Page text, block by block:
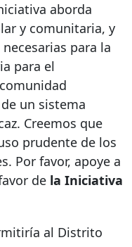
aborda
y comunitaria, y
para la
para el
un sistema
Creemos que
prudente de los
Por favor, apoye a
de la Iniciativa
al Distrito